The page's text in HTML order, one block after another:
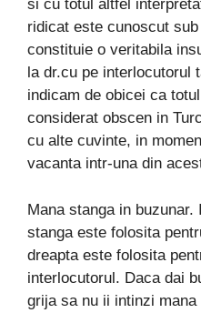
si cu totul altfel
ridicat este cunoscut
constituie o veritabila
la dr.cu pe interlocutorul
indicam de obicei ca
considerat obscen in
cu alte cuvinte, in
vacanta intr-una din
Mana stanga in
stanga este folosita
dreapta este folosita
interlocutorul. Daca dai
grija sa nu ii intinzi